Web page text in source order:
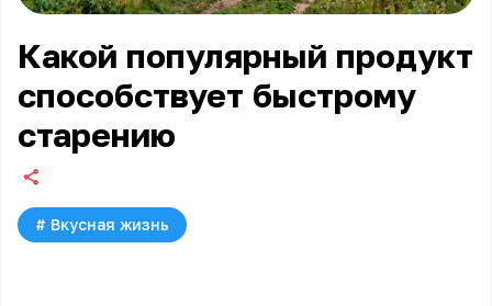
Какой популярный продукт
способствует быстрому
старению
# Вкусная жизнь